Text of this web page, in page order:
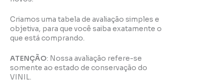
Criamos uma tabela de avaliação simples e
objetiva, para que você saiba exatamente o
que está comprando.
ATENÇÃO: Nossa avaliação refere-se
somente ao estado de conservação do
VINIL.